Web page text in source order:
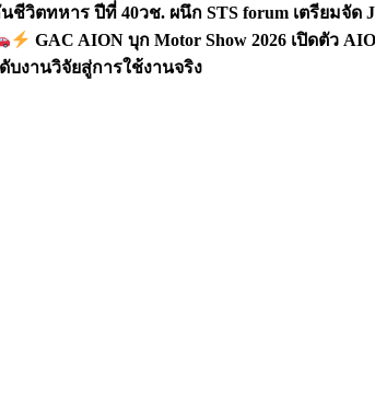
ชีวิตทหาร ปีที่ 40วช. ผนึก STS forum เตรียมจัด
GAC AION บุก Motor Show 2026 เปิดตัว
งานวิจัยสู่การใช้งานจริง